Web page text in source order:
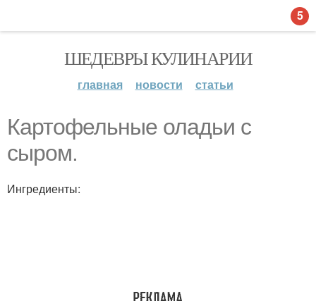
ШЕДЕВРЫ КУЛИНАРИИ
главная новости статьи
Картофельные оладьи с
сыром.
Ингредиенты:
5